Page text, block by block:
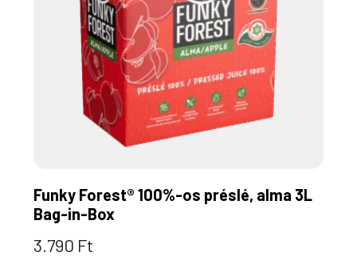
Funky Forest® 100%-os préslé, alma 3L
Bag-in-Box
3.790 Ft